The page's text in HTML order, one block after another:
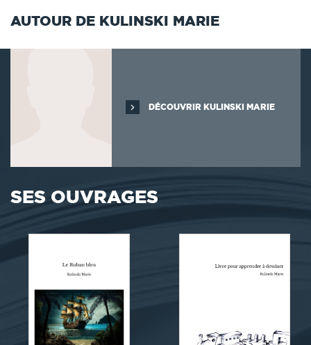
AUTOUR DE KULINSKI MARIE
DÉCOUVRIR KULINSKI MARIE
SES OUVRAGES